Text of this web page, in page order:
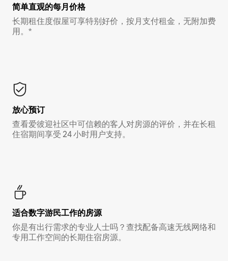
简单直观的每月价格
长期租住度假屋可享特别好价，按月支付租金，无附加费
用。*
放心预订
查看爱彼迎社区中可信赖的客人对房源的评价，并在长租
住宿期间享受 24 小时用户支持。
适合数字游民工作的房源
你是有出行需求的专业人士吗？查找配备高速无线网络和
专用工作空间的长期住宿房源。